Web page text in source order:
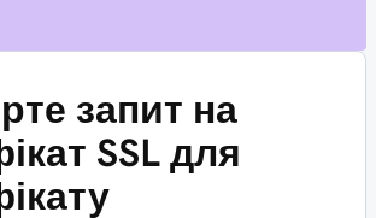
запит на
SSL для